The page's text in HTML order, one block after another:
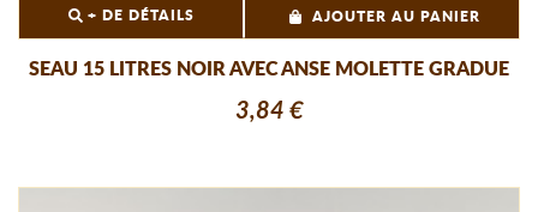
+ DE DÉTAILS AJOUTER AU PANIER
SEAU 15 LITRES NOIR AVEC ANSE MOLETTE GRADUE
3,84 €